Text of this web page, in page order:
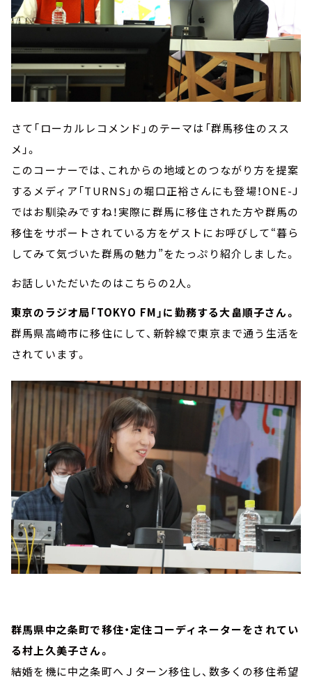
さて「ローカルレコメンド」のテーマは「群馬移住のスス
メ」。
このコーナーでは、これからの地域とのつながり方を提案
するメディア「TURNS」の堀口正裕さんにも登場！ONE-J
ではお馴染みですね！実際に群馬に移住された方や群馬の
移住をサポートされている方をゲストにお呼びして“暮ら
してみて気づいた群馬の魅力”をたっぷり紹介しました。
お話しいただいたのはこちらの2人。
東京のラジオ局「TOKYO FM」に勤務する大畠順子さん。
群馬県高崎市に移住にして、新幹線で東京まで通う生活を
されています。
群馬県中之条町で移住・定住コーディネーターをされてい
る村上久美子さん。
結婚を機に中之条町へＪターン移住し、数多くの移住希望